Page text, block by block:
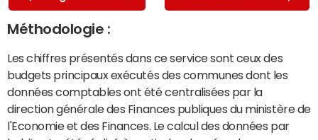
Méthodologie :
Les chiffres présentés dans ce service sont ceux des
budgets principaux exécutés des communes dont les
données comptables ont été centralisées par la
direction générale des Finances publiques du ministère de
l'Economie et des Finances. Le calcul des données par